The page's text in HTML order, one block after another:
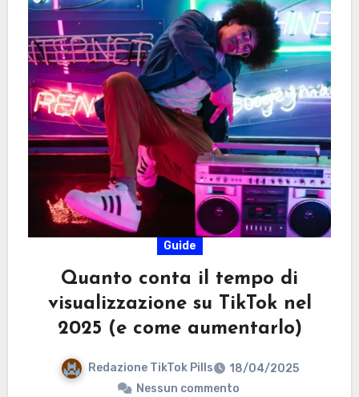
Guide
Quanto conta il tempo di
visualizzazione su TikTok nel
2025 (e come aumentarlo)
Redazione TikTok Pills
18/04/2025
Nessun commento